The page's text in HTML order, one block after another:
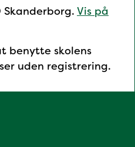
Skanderborg. Vis på
benytte skolens
uden registrering.